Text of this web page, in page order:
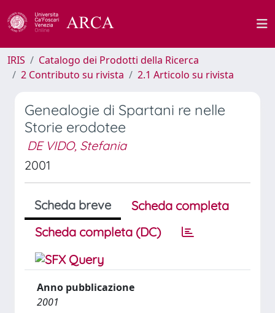
IRIS
Catalogo dei Prodotti della Ricerca
2 Contributo su rivista
2.1 Articolo su rivista
Genealogie di Spartani re nelle
Storie erodotee
DE VIDO, Stefania
2001
Scheda breve
Scheda completa
Scheda completa (DC)
Anno pubblicazione
2001